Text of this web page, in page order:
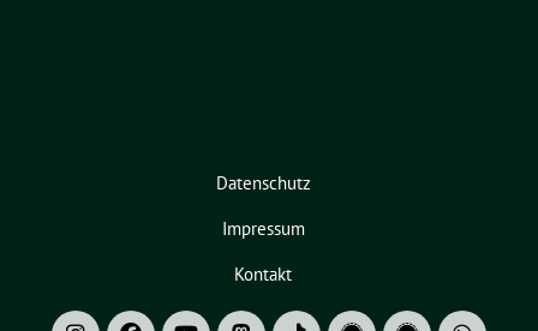
Datenschutz
Impressum
Kontakt